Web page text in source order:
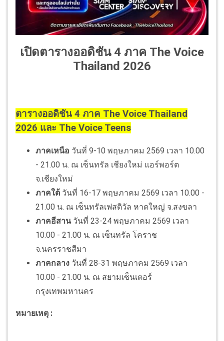
เปิดตารางออดิชัน 4 ภาค The Voice
Thailand 2026
ตารางออดิชัน 4 ภาค The Voice Thailand
2026 และ The Voice Teens
ภาคเหนือ วันที่ 9-10 พฤษภาคม 2569 เวลา 10.00
- 21.00 น. ณ เซ็นทรัล เชียงใหม่ แอร์พอร์ต
จ.เชียงใหม่
ภาคใต้ วันที่ 16-17 พฤษภาคม 2569 เวลา 10.00 -
21.00 น. ณ เซ็นทรัลเฟสติวัล หาดใหญ่ จ.สงขลา
ภาคอีสาน วันที่ 23-24 พฤษภาคม 2569 เวลา
10.00 - 21.00 น. ณ เซ็นทรัล โคราช
จ.นครราชสีมา
ภาคกลาง วันที่ 28-31 พฤษภาคม 2569 เวลา
10.00 - 21.00 น. ณ สยามเซ็นเตอร์
กรุงเทพมหานคร
หมายเหตุ :